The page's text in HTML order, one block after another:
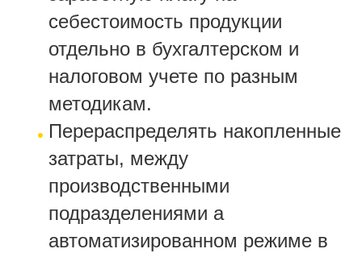
себестоимость продукции
отдельно в бухгалтерском и
налоговом учете по разным
методикам.
Перераспределять накопленные
затраты, между
производственными
подразделениями а
автоматизированном режиме в